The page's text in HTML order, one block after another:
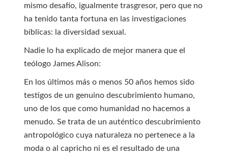
mismo desafío, igualmente trasgresor, pero que no
ha tenido tanta fortuna en las investigaciones
bíblicas: la diversidad sexual.
Nadie lo ha explicado de mejor manera que el
teólogo James Alison:
En los últimos más o menos 50 años hemos sido
testigos de un genuino descubrimiento humano,
uno de los que como humanidad no hacemos a
menudo. Se trata de un auténtico descubrimiento
antropológico cuya naturaleza no pertenece a la
moda o al capricho ni es el resultado de una